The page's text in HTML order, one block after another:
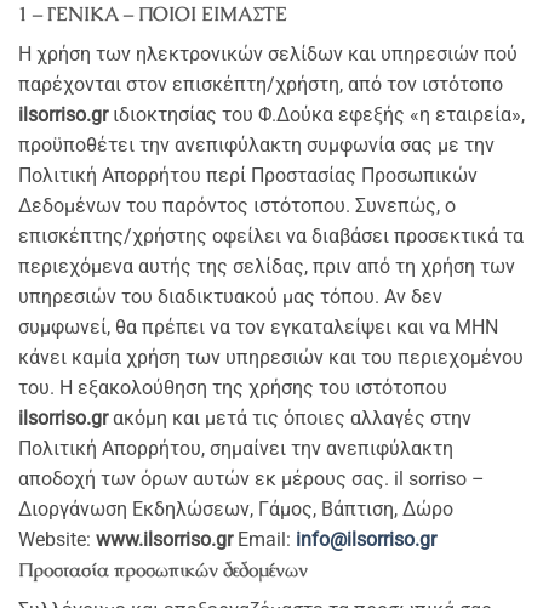
1 – ΓΕΝΙΚΑ – ΠΟΙΟΙ ΕΙΜΑΣΤΕ
Η χρήση των ηλεκτρονικών σελίδων και υπηρεσιών πού
παρέχονται στον επισκέπτη/χρήστη, από τον ιστότοπο
ilsorriso.grιδιοκτησίας του Φ.Δούκα εφεξής «η εταιρεία»,
προϋποθέτει την ανεπιφύλακτη συμφωνία σας με την
Πολιτική Απορρήτου περί Προστασίας Προσωπικών
Δεδομένων του παρόντος ιστότοπου. Συνεπώς, ο
επισκέπτης/χρήστης οφείλει να διαβάσει προσεκτικά τα
περιεχόμενα αυτής της σελίδας, πριν από τη χρήση των
υπηρεσιών του διαδικτυακού μας τόπου. Αν δεν
συμφωνεί, θα πρέπει να τον εγκαταλείψει και να ΜΗΝ
κάνει καμία χρήση των υπηρεσιών και του περιεχομένου
του. Η εξακολούθηση της χρήσης του ιστότοπου
ilsorriso.grακόμη και μετά τις όποιες αλλαγές στην
Πολιτική Απορρήτου, σημαίνει την ανεπιφύλακτη
αποδοχή των όρων αυτών εκ μέρους σας. il sorriso –
Διοργάνωση Εκδηλώσεων, Γάμος, Βάπτιση, Δώρο
Website: www.ilsorriso.grEmail: info@ilsorriso.gr
Προστασία προσωπικών δεδομένων